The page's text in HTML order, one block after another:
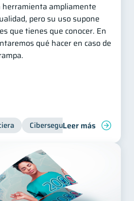
ampliamente
pero su uso supone
que tienes que conocer. En
qué hacer en caso de
CiberseguridadLeer más